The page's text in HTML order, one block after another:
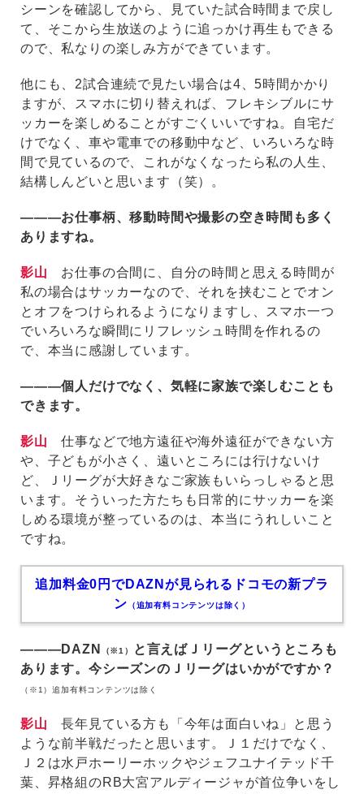
シーンを確認してから、見ていた試合時間まで戻し
て、そこから生放送のように追っかけ再生もできる
ので、私なりの楽しみ方ができています。
他にも、2試合連続で見たい場合は4、5時間かかり
ますが、スマホに切り替えれば、フレキシブルにサ
ッカーを楽しめることがすごくいいですね。自宅だ
けでなく、車や電車での移動中など、いろいろな時
間で見ているので、これがなくなったら私の人生、
結構しんどいと思います（笑）。
―――お仕事柄、移動時間や撮影の空き時間も多く
ありますね。
影山 お仕事の合間に、自分の時間と思える時間が
私の場合はサッカーなので、それを挟むことでオン
とオフをつけられるようになりますし、スマホ一つ
でいろいろな瞬間にリフレッシュ時間を作れるの
で、本当に感謝しています。
―――個人だけでなく、気軽に家族で楽しむことも
できます。
影山仕事などで地方遠征や海外遠征ができない方
や、子どもが小さく、遠いところには行けないけ
ど、Ｊリーグが大好きなご家族もいらっしゃると思
います。そういった方たちも日常的にサッカーを楽
しめる環境が整っているのは、本当にうれしいこと
ですね。
追加料金0円でDAZNが見られるドコモの新プラ
ン （追加有料コンテンツは除く）
―――DAZN （※1）
と言えばＪリーグというところも
あります。今シーズンのＪリーグはいかがですか？
（※1）追加有料コンテンツは除く
影山長年見ている方も「今年は面白いね」と思う
ような前半戦だったと思います。Ｊ１だけでなく、
Ｊ２は水戸ホーリーホックやジェフユナイテッド千
葉、昇格組のRB大宮アルディージャが首位争いをし